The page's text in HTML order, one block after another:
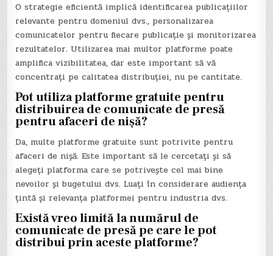
O strategie eficientă implică identificarea publicațiilor
relevante pentru domeniul dvs., personalizarea
comunicatelor pentru fiecare publicație și monitorizarea
rezultatelor. Utilizarea mai multor platforme poate
amplifica vizibilitatea, dar este important să vă
concentrați pe calitatea distribuției, nu pe cantitate.
Pot utiliza platforme gratuite pentru
distribuirea de comunicate de presă
pentru afaceri de nișă?
Da, multe platforme gratuite sunt potrivite pentru
afaceri de nișă. Este important să le cercetați și să
alegeți platforma care se potrivește cel mai bine
nevoilor și bugetului dvs. Luați în considerare audiența
țintă și relevanța platformei pentru industria dvs.
Există vreo limită la numărul de
comunicate de presă pe care le pot
distribui prin aceste platforme?